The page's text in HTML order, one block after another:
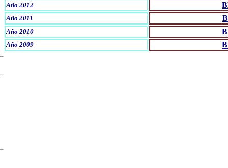
Año 2012
Año 2011
Año 2010
Año 2009